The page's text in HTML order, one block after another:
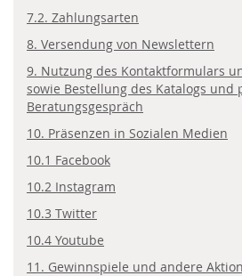
7.2. Zahlungsarten
8. Versendung von Newslettern
9. Nutzung des Kontaktformulars
sowie Bestellung des Katalogs und
Beratungsgespräch
10. Präsenzen in Sozialen Medien
10.1 Facebook
10.2 Instagram
10.3 Twitter
10.4 Youtube
11. Gewinnspiele und andere